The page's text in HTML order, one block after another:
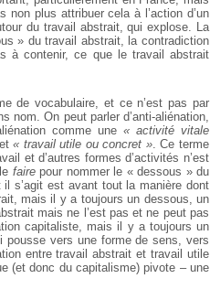
plus attribuer cela à l’action d’un
du travail abstrait, qui explose. La
» du travail abstrait, la contradiction
à contenir, ce que le travail abstrait
de vocabulaire, et ce n’est pas par
On peut parler d’anti-aliénation,
comme une « activité vitale
et« travail utile ou concret ». Ce terme
et d’autres formes d’activités n’est
fairepour nommer le « dessous » du
il s’agit est avant tout la manière dont
mais il y a toujours un dessous, un
mais ne l’est pas et ne peut pas
capitaliste, mais il y a toujours un
pousse vers une forme de sens, vers
entre travail abstrait et travail utile
(et donc du capitalisme) pivote – une